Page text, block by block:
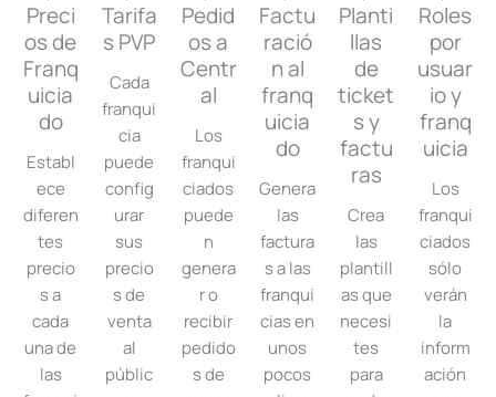
Preci
os de
Franq
uicia
do
Establ
ece
diferen
tes
precio
s a
cada
una de
las
Tarifa
s PVP
Cada
franqui
cia
puede
config
urar
sus
precio
s de
venta
al
públic
Pedid
os a
Centr
al
Los
franqui
ciados
puede
n
genera
r o
recibir
pedido
s de
Factu
ració
n al
franq
uicia
do
Genera
las
factura
s a las
franqui
cias en
unos
pocos
Planti
llas
de
ticket
s y
factu
ras
Crea
las
plantill
as que
necesi
tes
para
Roles
por
usuar
io y
franq
uicia
Los
franqui
ciados
sólo
verán
la
inform
ación